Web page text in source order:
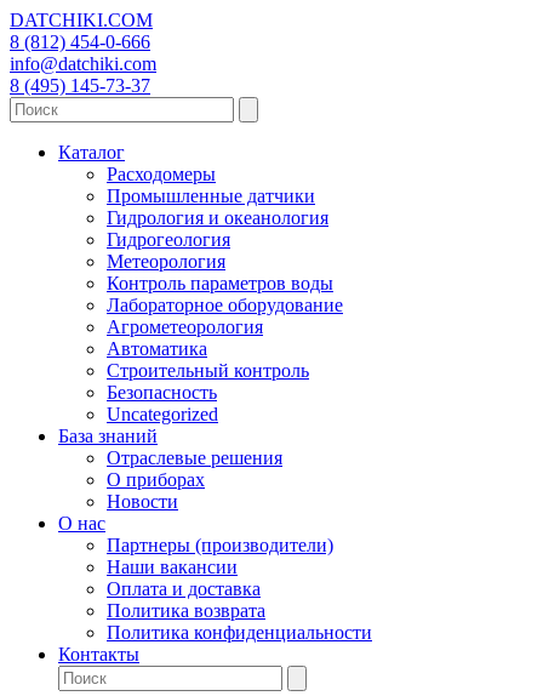
DATCHIKI.COM
8 (812) 454-0-666
info@datchiki.com
8 (495) 145-73-37
Каталог
Расходомеры
Промышленные датчики
Гидрология и океанология
Гидрогеология
Метеорология
Контроль параметров воды
Лабораторное оборудование
Агрометеорология
Автоматика
Строительный контроль
Безопасность
Uncategorized
База знаний
Отраслевые решения
О приборах
Новости
О нас
Партнеры (производители)
Наши вакансии
Оплата и доставка
Политика возврата
Политика конфиденциальности
Контакты